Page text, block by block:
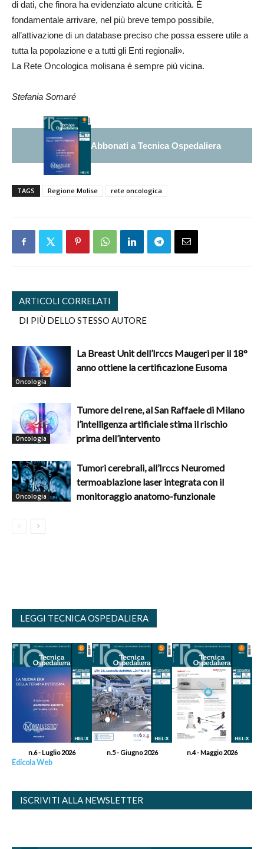
di dati, che finora ha evidenziato alcune criticità. È
fondamentale arrivare, nel più breve tempo possibile,
all’attivazione di un database preciso che possa essere utile a
tutta la popolazione e a tutti gli Enti regionali».
La Rete Oncologica molisana è sempre più vicina.
Stefania Somaré
Abbonati a Tecnica Ospedaliera
TAGS Regione Molise rete oncologica
ARTICOLI CORRELATI
DI PIÙ DELLO STESSO AUTORE
Oncologia
La Breast Unit dell’Irccs Maugeri per il 18°
anno ottiene la certificazione Eusoma
Oncologia
Tumore del rene, al San Raffaele di Milano
l’intelligenza artificiale stima il rischio
prima dell’intervento
Oncologia
Tumori cerebrali, all’Irccs Neuromed
termoablazione laser integrata con il
monitoraggio anatomo-funzionale
LEGGI TECNICA OSPEDALIERA
n.6 - Luglio 2026 n.5 - Giugno 2026 n.4 - Maggio 2026
Edicola Web
ISCRIVITI ALLA NEWSLETTER